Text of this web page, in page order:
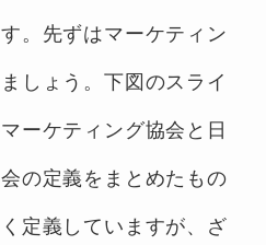
。先ずはマーケティン
しょう。下図のスライ
ーケティング協会と日
の定義をまとめたもの
定義していますが、ざ